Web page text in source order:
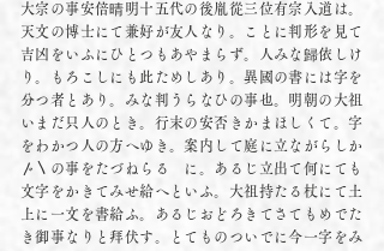
大宗の事安倍晴明十五代の後胤從三位有宗入道は。
天文の博士にて兼好が友人なり。ことに判形を見て
吉凶をいふにひとつもあやまらず。人みな歸依しけ
り。もろこしにも此ためしあり。異國の書には字を
分つ者とあり。みな判うらなひの事也。明朝の大祖
いまだ只人のとき。行末の安否きかまほしくて。字
をわかつ人の方へゆき。案内して庭に立ながらしか
〴〵の事をたづねらるゝに。あるじ立出て何にても
文字をかきてみせ給へといふ。大祖持たる杖にて土
上に一文を書給ふ。あるじおどろきてさてもめでた
き御事なりと拜伏す。とてものついでに今一字をみ